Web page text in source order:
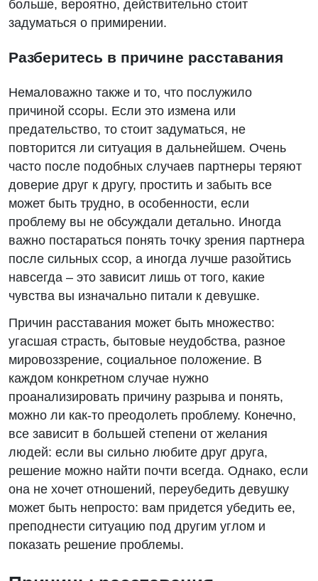
больше, вероятно, действительно стоит
задуматься о примирении.
Разберитесь в причине расставания
Немаловажно также и то, что послужило
причиной ссоры. Если это измена или
предательство, то стоит задуматься, не
повторится ли ситуация в дальнейшем. Очень
часто после подобных случаев партнеры теряют
доверие друг к другу, простить и забыть все
может быть трудно, в особенности, если
проблему вы не обсуждали детально. Иногда
важно постараться понять точку зрения партнера
после сильных ссор, а иногда лучше разойтись
навсегда – это зависит лишь от того, какие
чувства вы изначально питали к девушке.
Причин расставания может быть множество:
угасшая страсть, бытовые неудобства, разное
мировоззрение, социальное положение. В
каждом конкретном случае нужно
проанализировать причину разрыва и понять,
можно ли как-то преодолеть проблему. Конечно,
все зависит в большей степени от желания
людей: если вы сильно любите друг друга,
решение можно найти почти всегда. Однако, если
она не хочет отношений, переубедить девушку
может быть непросто: вам придется убедить ее,
преподнести ситуацию под другим углом и
показать решение проблемы.